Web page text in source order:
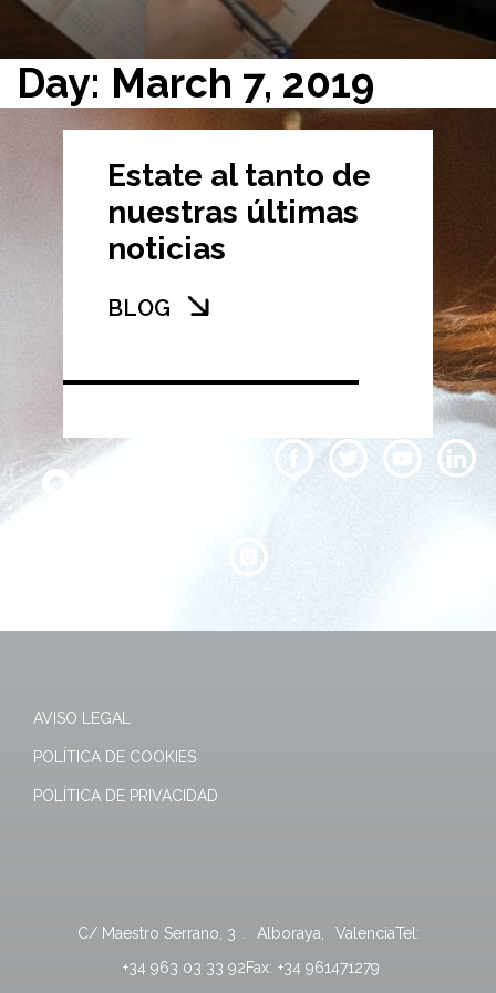
Day: March 7, 2019
Estate al tanto de
nuestras últimas
noticias
BLOG
AVISO LEGAL
POLÍTICA DE COOKIES
POLÍTICA DE PRIVACIDAD
C/ Maestro Serrano, 3 Alboraya ValenciaTel:
+34 963 03 33 92Fax: +34 961471279